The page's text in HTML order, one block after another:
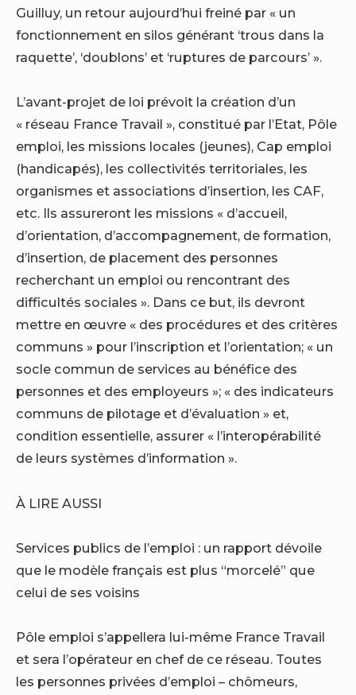
Guilluy, un retour aujourd’hui freiné par « un
fonctionnement en silos générant ‘trous dans la
raquette’, ‘doublons’ et ‘ruptures de parcours’ ».
L’avant-projet de loi prévoit la création d’un
« réseau France Travail », constitué par l’Etat, Pôle
emploi, les missions locales (jeunes), Cap emploi
(handicapés), les collectivités territoriales, les
organismes et associations d’insertion, les CAF,
etc. Ils assureront les missions « d’accueil,
d’orientation, d’accompagnement, de formation,
d’insertion, de placement des personnes
recherchant un emploi ou rencontrant des
difficultés sociales ». Dans ce but, ils devront
mettre en œuvre « des procédures et des critères
communs » pour l’inscription et l’orientation; « un
socle commun de services au bénéfice des
personnes et des employeurs »; « des indicateurs
communs de pilotage et d’évaluation » et,
condition essentielle, assurer « l’interopérabilité
de leurs systèmes d’information ».
À LIRE AUSSI
Services publics de l’emploi : un rapport dévoile
que le modèle français est plus “morcelé” que
celui de ses voisins
Pôle emploi s’appellera lui-même France Travail
et sera l’opérateur en chef de ce réseau. Toutes
les personnes privées d’emploi – chômeurs,